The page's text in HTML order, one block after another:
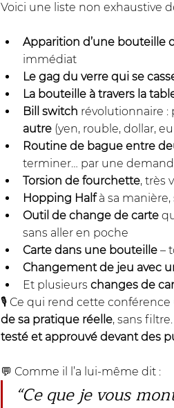
Voici une liste non exhaustive
Apparition d’une bouteille
immédiat
Le gag du verre qui se
La bouteille à travers la
Bill switch révolutionnaire :
autre (yen, rouble, dollar,
Routine de bague entre
terminer… par une
Torsion de fourchette, très
Hopping Half à sa
Outil de change de carte
sans aller en poche
Carte dans une bouteille –
Changement de jeu avec
Et plusieurs changes de
🎙️ Ce qui rend cette conférence
de sa pratique réelle, sans
testé et approuvé devant des
💬 Comme il l’a lui-même dit :
“Ce que je vous